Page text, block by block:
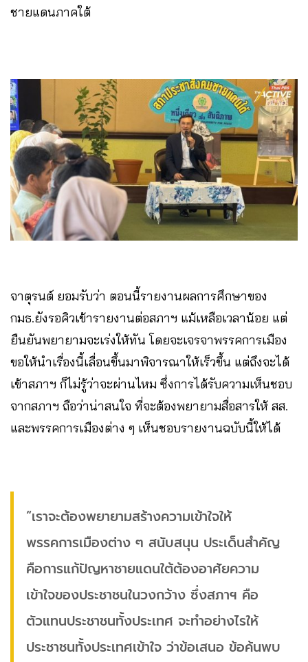
ชายแดนภาคใต้
จาตุรนต์ ยอมรับว่า ตอนนี้รายงานผลการศึกษาของ
กมธ.ยังรอคิวเข้ารายงานต่อสภาฯ แม้เหลือเวลาน้อย แต่
ยืนยันพยายามจะเร่งให้ทัน โดยจะเจรจาพรรคการเมือง
ขอให้นำเรื่องนี้เลื่อนขึ้นมาพิจารณาให้เร็วขึ้น แต่ถึงจะได้
เข้าสภาฯ ก็ไม่รู้ว่าจะผ่านไหม ซึ่งการได้รับความเห็นชอบ
จากสภาฯ ถือว่าน่าสนใจ ที่จะต้องพยายามสื่อสารให้ สส.
และพรรคการเมืองต่าง ๆ เห็นชอบรายงานฉบับนี้ให้ได้
“เราจะต้องพยายามสร้างความเข้าใจให้
พรรคการเมืองต่าง ๆ สนับสนุน ประเด็นสำคัญ
คือการแก้ปัญหาชายแดนใต้ต้องอาศัยความ
เข้าใจของประชาชนในวงกว้าง ซึ่งสภาฯ คือ
ตัวแทนประชาชนทั้งประเทศ จะทำอย่างไรให้
ประชาชนทั้งประเทศเข้าใจ ว่าข้อเสนอ ข้อค้นพบ